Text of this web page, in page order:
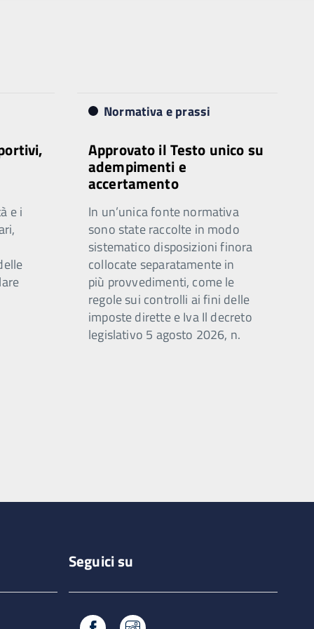
e i
Normativa e prassi
Approvato il Testo unico su
adempimenti e
accertamento
In un’unica fonte normativa
sono state raccolte in modo
sistematico disposizioni finora
collocate separatamente in
più provvedimenti, come le
regole sui controlli ai fini delle
imposte dirette e Iva Il decreto
legislativo 5 agosto 2026, n.
Seguici su
Facebook